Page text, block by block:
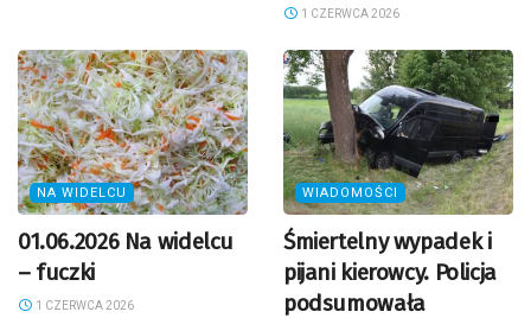
1 CZERWCA 2026
NA WIDELCU
01.06.2026 Na widelcu
– fuczki
1 CZERWCA 2026
WIADOMOŚCI
Śmiertelny wypadek i
pijani kierowcy. Policja
podsumowała